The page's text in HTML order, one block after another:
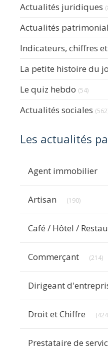
Actualités juridiques
Actualités
Indicateurs, chiffres
La petite histoire du
Le quiz hebdo (54)
Actualités sociales
Les actualités
Agent immobilier
Artisan (190)
Café / Hôtel /
Commerçant (214)
Dirigeant
Droit et Chiffre
Prestataire de